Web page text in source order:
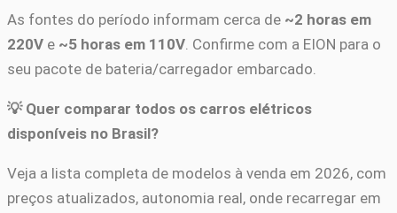
As fontes do período informam cerca de ~2 horas em
220V e ~5 horas em 110V. Confirme com a EION para o
seu pacote de bateria/carregador embarcado.
💡 Quer comparar todos os carros elétricos
disponíveis no Brasil?
Veja a lista completa de modelos à venda em 2026, com
preços atualizados, autonomia real, onde recarregar em